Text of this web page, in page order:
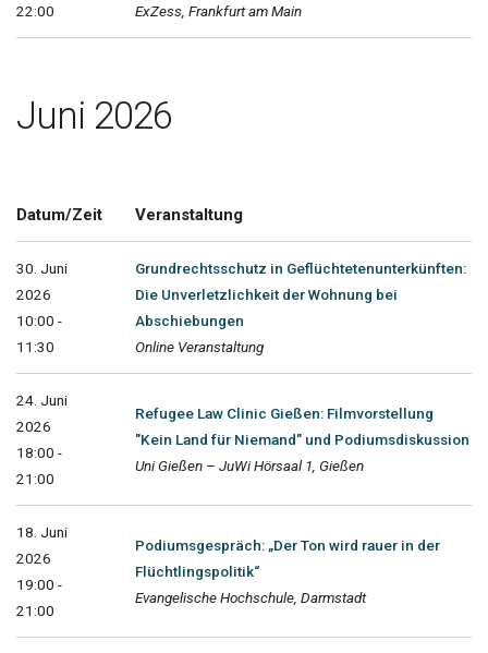
22:00
ExZess, Frankfurt am Main
Juni 2026
Datum/Zeit Veranstaltung
30. Juni
2026
10:00 -
11:30
Grundrechtsschutz in Geflüchtetenunterkünften:
Die Unverletzlichkeit der Wohnung bei
Abschiebungen
Online Veranstaltung
24. Juni
2026
18:00 -
21:00
Refugee Law Clinic Gießen: Filmvorstellung
"Kein Land für Niemand" und Podiumsdiskussion
Uni Gießen – JuWi Hörsaal 1, Gießen
18. Juni
2026
19:00 -
21:00
Podiumsgespräch: „Der Ton wird rauer in der
Flüchtlingspolitik“
Evangelische Hochschule, Darmstadt